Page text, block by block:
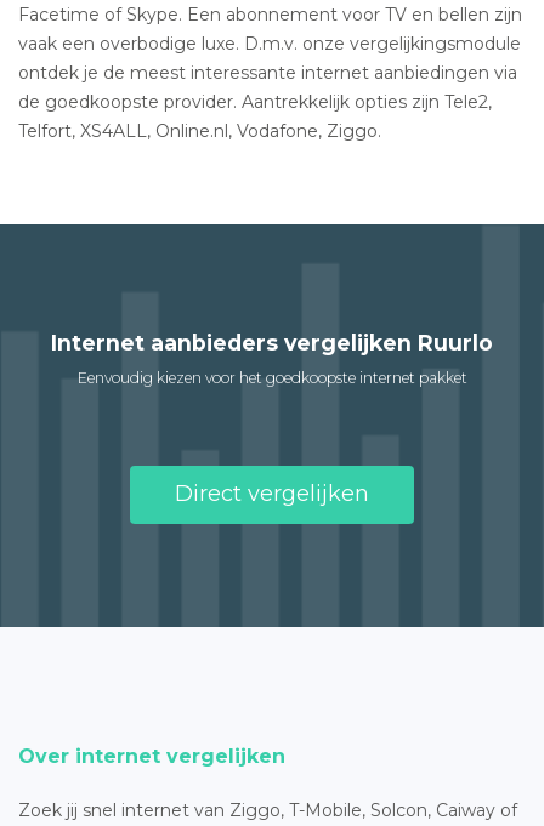
Facetime of Skype. Een abonnement voor TV en bellen zijn
vaak een overbodige luxe. D.m.v. onze vergelijkingsmodule
ontdek je de meest interessante internet aanbiedingen via
de goedkoopste provider. Aantrekkelijk opties zijn Tele2,
Telfort, XS4ALL, Online.nl, Vodafone, Ziggo.
Internet aanbieders vergelijken Ruurlo
Eenvoudig kiezen voor het goedkoopste internet pakket
Direct vergelijken
Over internet vergelijken
Zoek jij snel internet van Ziggo, T-Mobile, Solcon, Caiway of